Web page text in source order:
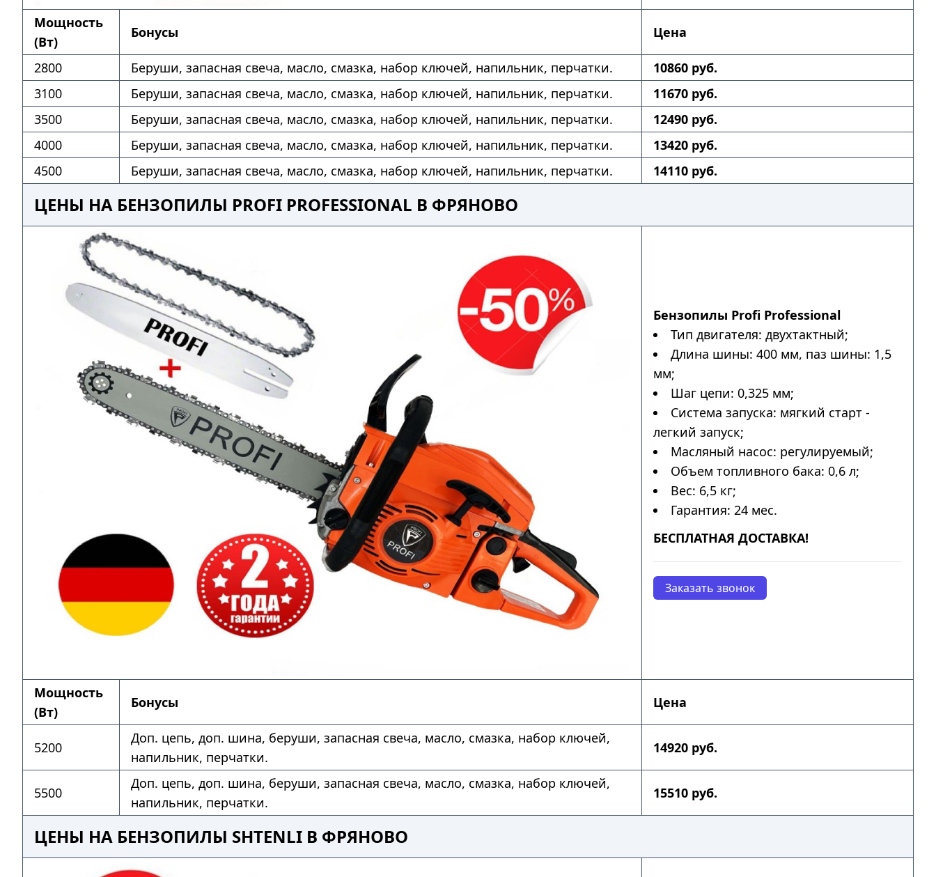
Мощность
(Вт)
Бонусы Цена
2800 Беруши, запасная свеча, масло, смазка, набор ключей, напильник, перчатки.
10860 руб.
3100
Беруши, запасная свеча, масло, смазка, набор ключей, напильник, перчатки.
11670 руб.
3500
Беруши, запасная свеча, масло, смазка, набор ключей, напильник, перчатки.
12490 руб.
4000
Беруши, запасная свеча, масло, смазка, набор ключей, напильник, перчатки.
13420 руб.
4500
Беруши, запасная свеча, масло, смазка, набор ключей, напильник, перчатки. 14110 руб.
ЦЕНЫ НА БЕНЗОПИЛЫ PROFI PROFESSIONAL В ФРЯНОВО
Бензопилы Profi Professional
Тип двигателя: двухтактный;
Длина шины: 400 мм, паз шины: 1,5
мм;
Шаг цепи: 0,325 мм;
Система запуска: мягкий старт -
легкий запуск;
Масляный насос: регулируемый;
Объем топливного бака: 0,6 л;
Вес: 6,5 кг;
Гарантия: 24 мес.
БЕСПЛАТНАЯ ДОСТАВКА!
Заказать звонок
Мощность
(Вт)
Бонусы Цена
5200
Доп. цепь, доп. шина, беруши, запасная свеча, масло, смазка, набор ключей,
напильник, перчатки.
14920 руб.
5500
Доп. цепь, доп. шина, беруши, запасная свеча, масло, смазка, набор ключей,
напильник, перчатки.
15510 руб.
ЦЕНЫ НА БЕНЗОПИЛЫ SHTENLI В ФРЯНОВО